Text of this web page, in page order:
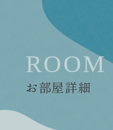
ROOM
お部屋詳細